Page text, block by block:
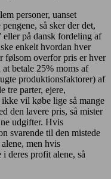
personer, uanset
så sker der det,
på dansk fordeling af
enkelt hvordan hver
følsom overfor pris er hver
betale 25% moms af
produktionsfaktorer) af
tre parter, ejere,
vil købe lige så mange
den lavere pris, så mister
udgifter. Hvis
svarende til den mistede
men hvis
deres profit alene, så